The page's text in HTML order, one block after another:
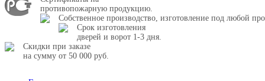
противопожарную продукцию.
Собственное производство, изготовление под любой
Срок изготовления
дверей и ворот 1-3 дня.
Скидки при заказе
на сумму от 50 000 руб.